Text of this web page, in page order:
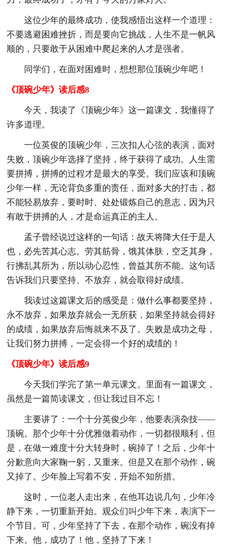
这位少年的最终成功，使我感悟出这样一个道理：
不要逃避困难挫折，而是要向它挑战，人生不是一帆风
顺的，只要敢于从困难中爬起来的人才是强者。
同学们，在面对困难时，想想那位顶碗少年吧！
《顶碗少年》读后感8
今天，我读了《顶碗少年》这一篇课文，我懂得了
许多道理。
一位英俊的顶碗少年，三次扣人心弦的表演，面对
失败，顶碗少年选择了坚持，终于获得了成功。人生需
要拼搏，拼搏的过程才是最大的享受。我们应该和顶碗
少年一样，无论背负多重的责任，面对多大的打击，都
不能轻易放弃，要时时、处处锻炼自己的意志，因为只
有敢于拼搏的人，才是命运真正的主人。
孟子曾经说过这样的一句话：故天将降大任于是人
也，必先苦其心志。劳其筋骨，饿其体肤，空乏其身，
行拂乱其所为，所以动心忍性，曾益其所不能。这句话
告诉我们只要坚持、不放弃，就会取得好成绩。
我读过这篇课文后的感受是：做什么事都要坚持，
永不放弃，如果放弃就会一无所获，如果坚持就会得好
的成绩，如果放弃后悔就来不及了。失败是成功之母，
让我们努力拼搏，一定会得一个好的成绩的！
《顶碗少年》读后感9
今天我们学完了第一单元课文。里面有一篇课文，
虽然是一篇简读课文，但让我过目不忘！
主要讲了：一个十分英俊少年，他要表演杂技——
顶碗。那个少年十分优雅做着动作，一切都很顺利，但
是，在做一难度十分大转身时，碗掉了！之后，少年十
分歉意向大家鞠一躬，又重来。但是又在那个动作，碗
又掉了。少年脸上写着不安，开始不知所措。
这时，一位老人走出来，在他耳边说几句，少年冷
静下来，一切重新开始。观众们叫少年下来，表演下一
个节目。可，少年坚持了下去，在那个动作，碗没有掉
下来。他，成功了！他，坚持了下来！